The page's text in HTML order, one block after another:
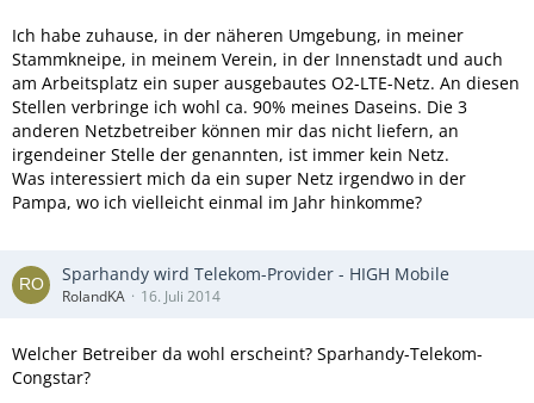
Ich habe zuhause, in der näheren Umgebung, in meiner
Stammkneipe, in meinem Verein, in der Innenstadt und auch
am Arbeitsplatz ein super ausgebautes O2-LTE-Netz. An diesen
Stellen verbringe ich wohl ca. 90% meines Daseins. Die 3
anderen Netzbetreiber können mir das nicht liefern, an
irgendeiner Stelle der genannten, ist immer kein Netz.
Was interessiert mich da ein super Netz irgendwo in der
Pampa, wo ich vielleicht einmal im Jahr hinkomme?
Sparhandy wird Telekom-Provider - HIGH Mobile
RolandKA 16. Juli 2014
Welcher Betreiber da wohl erscheint? Sparhandy-Telekom-
Congstar?